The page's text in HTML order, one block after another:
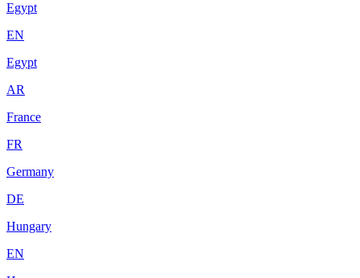
Egypt
EN
Egypt
AR
France
FR
Germany
DE
Hungary
EN